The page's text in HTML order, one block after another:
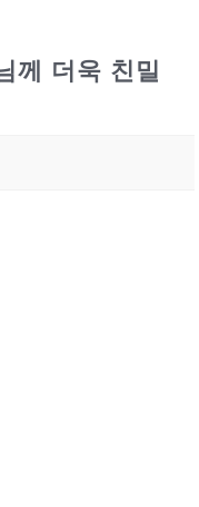
께 더욱 친밀